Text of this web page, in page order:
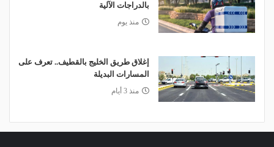
بالدراجات الآلية
منذ يوم
إغلاق طريق الخليج بالقطيف.. تعرف على
المسارات البديلة
منذ 3 أيام